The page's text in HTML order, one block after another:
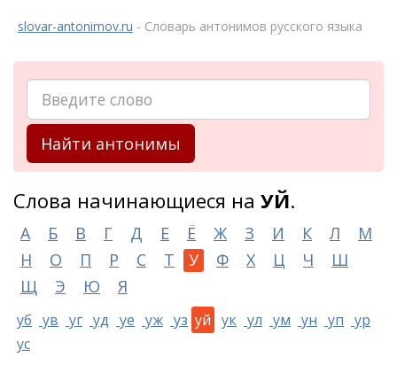
slovar-antonimov.ru - Словарь антонимов русского языка
Найти антонимы
Слова начинающиеся на УЙ.
А Б В Г Д Е Ё Ж З И К Л
М
Н
О П Р С Т У Ф Х Ц Ч
Ш
Щ
Э Ю Я
уб ув уг уд уе уж уз уй ук ул ум ун уп ур
ус